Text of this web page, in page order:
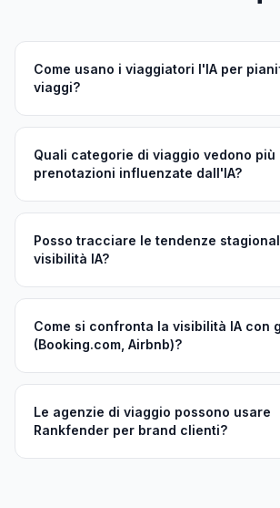
Come usano i viaggiatori l'IA per
viaggi?
Quali categorie di viaggio vedono più
prenotazioni influenzate dall'IA?
Posso tracciare le tendenze
visibilità IA?
Come si confronta la visibilità IA con
(Booking.com, Airbnb)?
Le agenzie di viaggio possono usare
Rankfender per brand clienti?